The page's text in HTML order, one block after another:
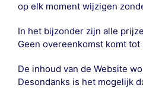
op elk moment wijzigen
In het bijzonder zijn alle
Geen overeenkomst komt
De inhoud van de Website
Desondanks is het mogelijk